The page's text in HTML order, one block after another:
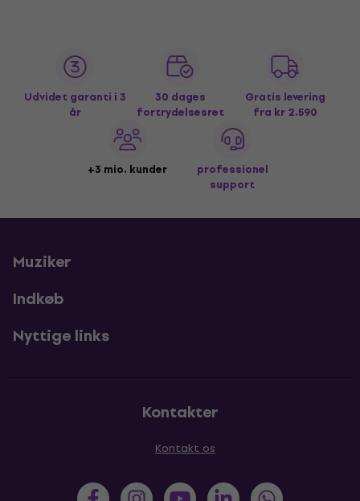
Udvidet garanti i 3
år
30 dages
fortrydelsesret
Gratis levering
fra kr 2.590
+3 mio. kunder
professionel
support
Muziker
Indkøb
Nyttige links
Kontakter
Kontakt os